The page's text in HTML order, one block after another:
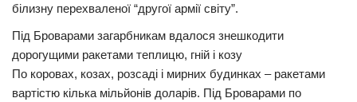
білизну перехваленої “другої армії світу”.
Під Броварами загарбникам вдалося знешкодити
дорогущими ракетами теплицю, гній і козу
По коровах, козах, розсаді і мирних будинках – ракетами
вартістю кілька мільйонів доларів. Під Броварами по